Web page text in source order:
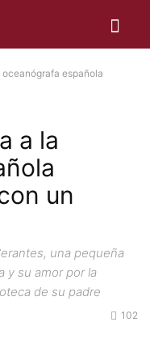
española
a la
un
una pequeña
y su amor por la
de su padre
102